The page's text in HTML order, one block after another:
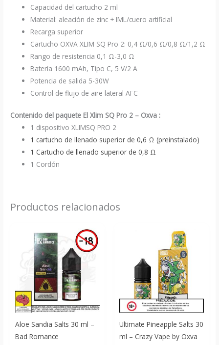
Capacidad del cartucho 2 ml
Material: aleación de zinc + IML/cuero artificial
Recarga superior
Cartucho OXVA XLIM SQ Pro 2: 0,4 Ω/0,6 Ω/0,8 Ω/1,2 Ω
Rango de resistencia 0,1 Ω-3,0 Ω
Batería 1600 mAh, Tipo C, 5 V/2 A
Potencia de salida 5-30W
Control de flujo de aire lateral AFC
Contenido del paquete El Xlim SQ Pro 2 – Oxva :
1 dispositivo XLIMSQ PRO 2
1 cartucho de llenado superior de 0,6 Ω (preinstalado)
1 Cartucho de llenado superior de 0,8 Ω
1 Cordón
Productos relacionados
Aloe Sandia Salts 30 ml –
Bad Romance
Ultimate Pineapple Salts 30
ml – Crazy Vape by Oxva